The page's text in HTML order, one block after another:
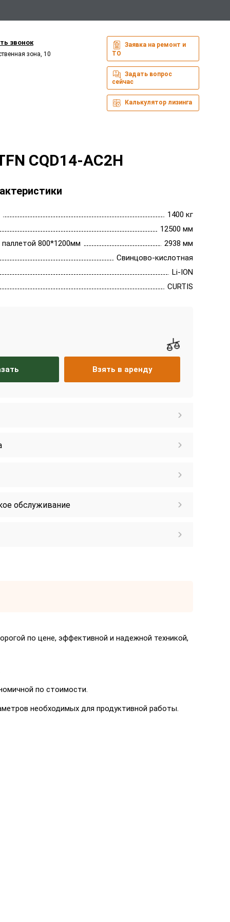
звонок
зона, 10
Заявка на ремонт и
ТО
Задать вопрос
сейчас
Калькулятор лизинга
CQD14-AC2H
1400 кг
12500 мм
800*1200мм
2938 мм
Свинцово-кислотная
Li-ION
CURTIS
Взять в аренду
обслуживание
по цене, эффективной и надежной техникой,
по стоимости.
необходимых для продуктивной работы.